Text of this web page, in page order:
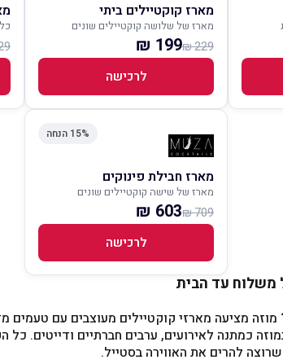
מארז קוקטיילים ביתי
מארז של שלושה קוקטיילים שונים
229 ₪
199 ₪
לרכישה
₪
15% הנחה
מארז חבילת פינוקים
מארז של שישה קוקטיילים שונים
709 ₪
603 ₪
לרכישה
משלוח עד הבית
מציעה מארזי קוקטיילים מעוצבים עם טעמים
כמתנה לאירועים, ערבים חברתיים ודייטים. כל
להרים את האווירה בסטייל.